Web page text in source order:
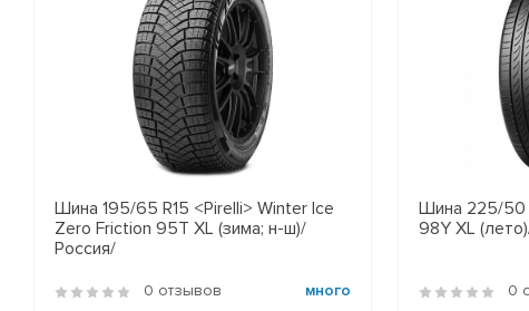
Шина 195/65 R15 <Pirelli> Winter Ice
Zero Friction 95T XL (зима; н-ш)/
Россия/
0 отзывов много
Шина 225/50
98Y XL
0